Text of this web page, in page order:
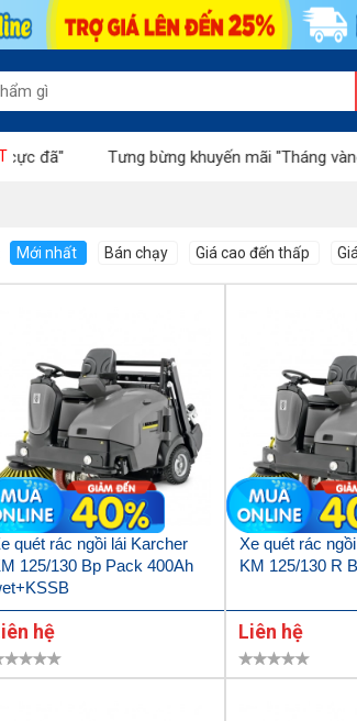
Tưng bừng khuyến mãi "Tháng vàng tri ân"
Mới nhất Bán chạy Giá cao đến thấp
quét rác ngồi lái Karcher
125/130 Bp Pack 400Ah
hệ
Xe quét rác
KM 125/130 R
Liên hệ